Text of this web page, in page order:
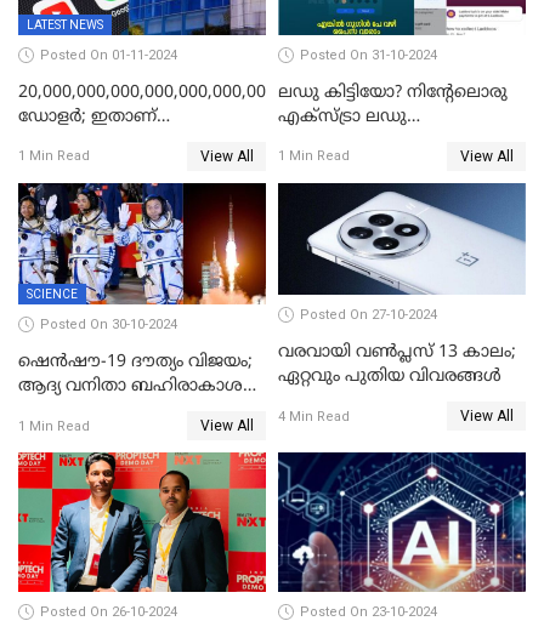
LATEST NEWS
Posted On 01-11-2024
20,000,000,000,000,000,000,000,000,000,000,000
ഡോളര്‍; ഇതാണ്
ചാനലുകൾ യൂട്യൂബ്
തടഞ്ഞതാണ് കാരണം; കണ്ണ്
തള്ളി ഗൂഗിള്‍
1 Min Read View All
Posted On 31-10-2024
ലഡു കിട്ടിയോ? നിന്റേലൊരു
എക്സ്ട്രാ ലഡു
എല്ലായിടത്തും ഇതേ
പറയാനുള്ളു! ട്രെൻഡിങ്ങായി
ഗൂഗിൾ പേ ദീപാവലി ഓഫർ
1 Min Read View All
SCIENCE
Posted On 30-10-2024
ഷെന്‍ഷൗ-19 ദൗത്യം വിജയം;
ആദ്യ വനിതാ ബഹിരാകാശ
പേർ ടിയാൻഗോങിൽ
1 Min Read View All
Posted On 27-10-2024
വരവായി വൺപ്ലസ് 13 കാലം;
ഏറ്റവും പുതിയ വിവരങ്ങൾ
4 Min Read View All
Posted On 26-10-2024 Posted On 23-10-2024